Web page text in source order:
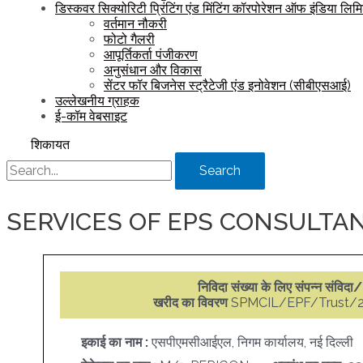
डिस्कवर सिक्योरिटी प्रिंटिंग एंड मिंटिंग कॉरपोरेशन ऑफ इंडिया
वर्तमान नौकरी
फोटो गैलरी
आपूर्तिकर्ता पंजीकरण
अनुसंधान और विकास
सेंटर फॉर बिजनेस स्ट्रैटेजी एंड इनोवेशन (सीबीएसआई)
उल्लेखनीय ग्राहक
ई-कॉम वेबसाइट
शिकायत
Search
SERVICES OF EPS
निविदा संख्या के लिए संपन्न संविदा/
खरीद का विवरणSPMCIL/EPF/Trust/
इकाई का नाम : एसपीएमसीआईएल, निगम कार्यालय, नई दिल्ली